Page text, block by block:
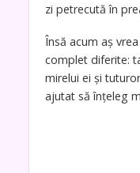
zi petrecută în
Însă acum aș
complet diferite:
mirelui ei și
ajutat să înțeleg